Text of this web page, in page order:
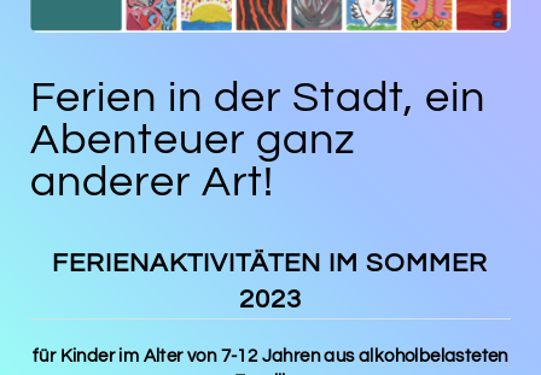
Ferien in der Stadt, ein
Abenteuer ganz
anderer Art!
FERIENAKTIVITÄTEN IM SOMMER
2023
für Kinder im Alter von 7-12 Jahren aus alkoholbelasteten